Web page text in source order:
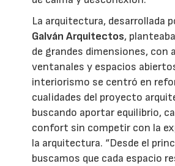
La arquitectura, desarrollada
Galván Arquitectos,
de grandes dimensiones, con
ventanales y espacios
interiorismo se centró en
cualidades del proyecto
buscando aportar equilibrio,
confort sin competir con la
la arquitectura. “Desde el
buscamos que cada espacio